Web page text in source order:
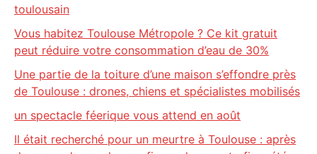
toulousain
Vous habitez Toulouse Métropole ? Ce kit gratuit
peut réduire votre consommation d’eau de 30%
Une partie de la toiture d’une maison s’effondre près
de Toulouse : drones, chiens et spécialistes mobilisés
un spectacle féerique vous attend en août
Il était recherché pour un meurtre à Toulouse : après